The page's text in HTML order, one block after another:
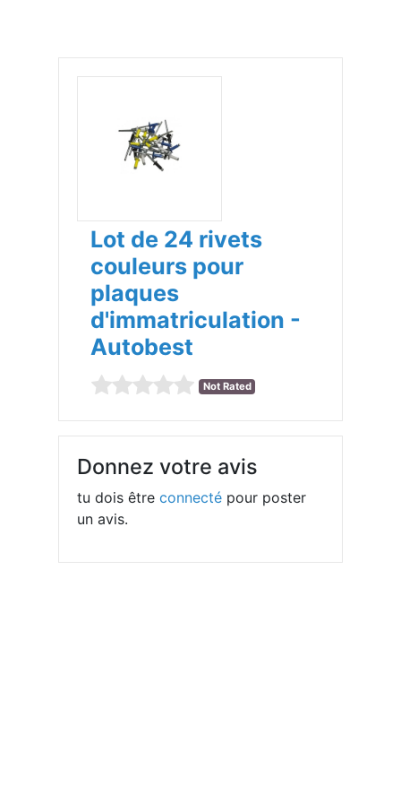
Lot de 24 rivets
couleurs pour
plaques
d'immatriculation -
Autobest
Not Rated
Donnez votre avis
tu dois êtreconnecté pour poster
un avis.